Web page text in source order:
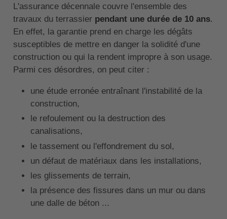
L'assurance décennale couvre l'ensemble des
travaux du terrassier pendant une durée de 10 ans.
En effet, la garantie prend en charge les dégâts
susceptibles de mettre en danger la solidité d'une
construction ou qui la rendent impropre à son usage.
Parmi ces désordres, on peut citer :
une étude erronée entraînant l'instabilité de la
construction,
le refoulement ou la destruction des
canalisations,
le tassement ou l'effondrement du sol,
un défaut de matériaux dans les installations,
les glissements de terrain,
la présence des fissures dans un mur ou dans
une dalle de béton ...